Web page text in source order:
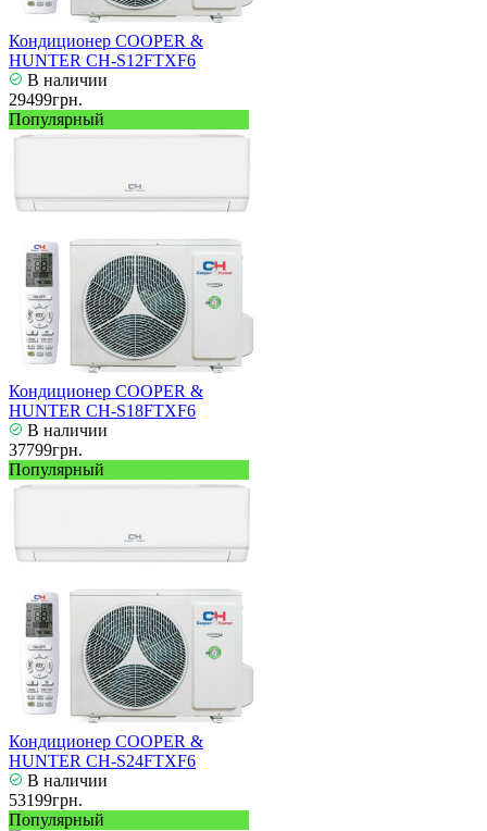
Кондиционер COOPER &
HUNTER CH-S12FTXF6
В наличии
29499грн.
Популярный
Кондиционер COOPER &
HUNTER CH-S18FTXF6
В наличии
37799грн.
Популярный
Кондиционер COOPER &
HUNTER CH-S24FTXF6
В наличии
53199грн.
Популярный